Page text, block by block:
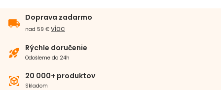
local_shipping
Doprava zadarmo
nad 59 € viac
rocket_launch Rýchle doručenie
Odošleme do 24h
view_in_ar 20 000+ produktov
Skladom